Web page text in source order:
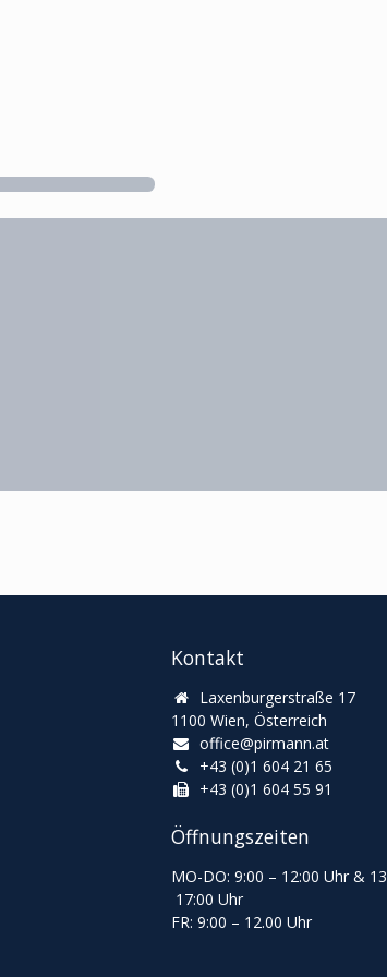
Kontakt
Laxenburgerstraße 17
1100 Wien, Österreich
office@pirmann.at
+43 (0)1 604 21 65
+43 (0)1 604 55 91
Öffnungszeiten
MO-DO: 9:00 – 12:00 Uhr & 13
17:00 Uhr
FR: 9:00 – 12.00 Uhr